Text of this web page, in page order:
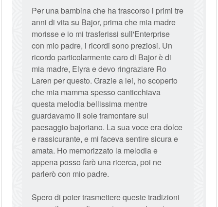
Per una bambina che ha trascorso i primi tre
anni di vita su Bajor, prima che mia madre
morisse e io mi trasferissi sull'Enterprise
con mio padre, i ricordi sono preziosi. Un
ricordo particolarmente caro di Bajor è di
mia madre, Elyra e devo ringraziare Ro
Laren per questo. Grazie a lei, ho scoperto
che mia mamma spesso canticchiava
questa melodia bellissima mentre
guardavamo il sole tramontare sul
paesaggio bajoriano. La sua voce era dolce
e rassicurante, e mi faceva sentire sicura e
amata. Ho memorizzato la melodia e
appena posso farò una ricerca, poi ne
parlerò con mio padre.
Spero di poter trasmettere queste tradizioni